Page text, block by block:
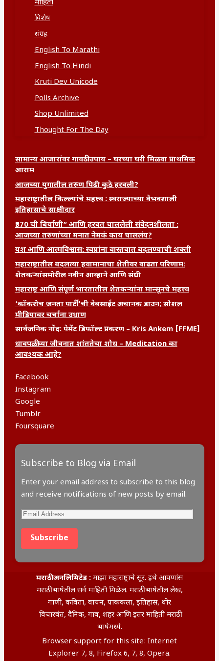
माहिती
विशेष
संग्रह
English To Marathi
English To Hindi
Kruti Dev Unicode
Polls Archive
Shop Unlimited
Thought For The Day
सामान्य आजारांवर गावठी उपाय – घरच्या घरी मिळवा प्राथमिक
आराम
आजच्या युगातील तरुण पिढी कुठे हरवली?
महाराष्ट्रातील किल्ल्यांचे महत्त्व : स्वराज्याच्या वैभवशाली
इतिहासाचे साक्षीदार
₹370 ची बिर्याणी” आणि हरवत चाललेली संवेदनशीलता :
आजच्या तरुणांच्या मनात नेमकं काय चाललंय?
यश आणि आत्मविश्वास: स्वप्नांना वास्तवात बदलण्याची शक्ती
महाराष्ट्रातील बदलत्या हवामानाचा शेतीवर वाढता परिणाम:
शेतकऱ्यांसमोरील नवीन आव्हाने आणि संधी
महाराष्ट्र आणि संपूर्ण भारतातील शेतकऱ्यांना मान्सूनचे महत्त्व
‘कॉकरोच जनता पार्टी’ची वेबसाईट अचानक डाउन; सोशल
मीडियावर चर्चांना उधाण
सार्वजनिक नोंद: पेमेंट डिफॉल्ट प्रकरण – Kris Ankem [FFME]
धावपळीच्या जीवनात शांततेचा शोध – Meditation का
आवश्यक आहे?
Facebook
Instagram
Google
Tumblr
Foursquare
Subscribe to Blog via Email
Enter your email address to subscribe to this blog
and receive notifications of new posts by email.
Email
Address
Subscribe
मराठी अनलिमिटेड : माझा महाराष्ट्राचे सूर. इथे आपणांस
मराठी भाषेतील सर्व माहिती मिळेल. मराठी भाषेतील लेख,
गाणी, कविता, वाचन, पाककला, इतिहास, थोर
विचारवंत, दैनिक, गाव, शहर आणि इतर माहिती मराठी
भाषेमध्ये.
Browser support for this site: Internet
Explorer 7, 8, Firefox 6, 7, 8, Opera.